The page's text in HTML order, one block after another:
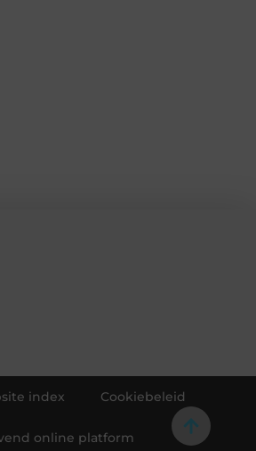
index Cookiebeleid
online platform